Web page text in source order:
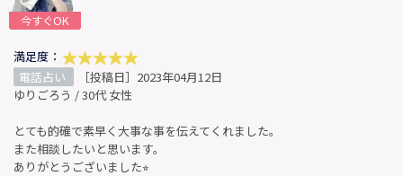
今すぐOK
満足度：
電話占い
［投稿日］2023年04月12日
ゆりごろう / 30代 女性
とても的確で素早く大事な事を伝えてくれました。
また相談したいと思います。
ありがとうございました⭐︎